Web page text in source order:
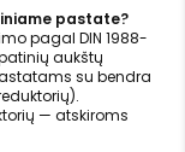
pastate?
pagal DIN 1988-
aukštų
su bendra
— atskiroms